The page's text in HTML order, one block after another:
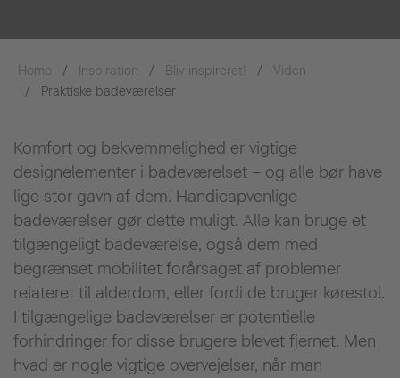
Home Inspiration Bliv inspireret!
Viden
Praktiske badeværelser
Komfort og bekvemmelighed er vigtige
designelementer i badeværelset – og alle bør have
lige stor gavn af dem. Handicapvenlige
badeværelser gør dette muligt. Alle kan bruge et
tilgængeligt badeværelse, også dem med
begrænset mobilitet forårsaget af problemer
relateret til alderdom, eller fordi de bruger kørestol.
I tilgængelige badeværelser er potentielle
forhindringer for disse brugere blevet fjernet. Men
hvad er nogle vigtige overvejelser, når man